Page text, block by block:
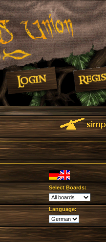
Select Boards:
Language: